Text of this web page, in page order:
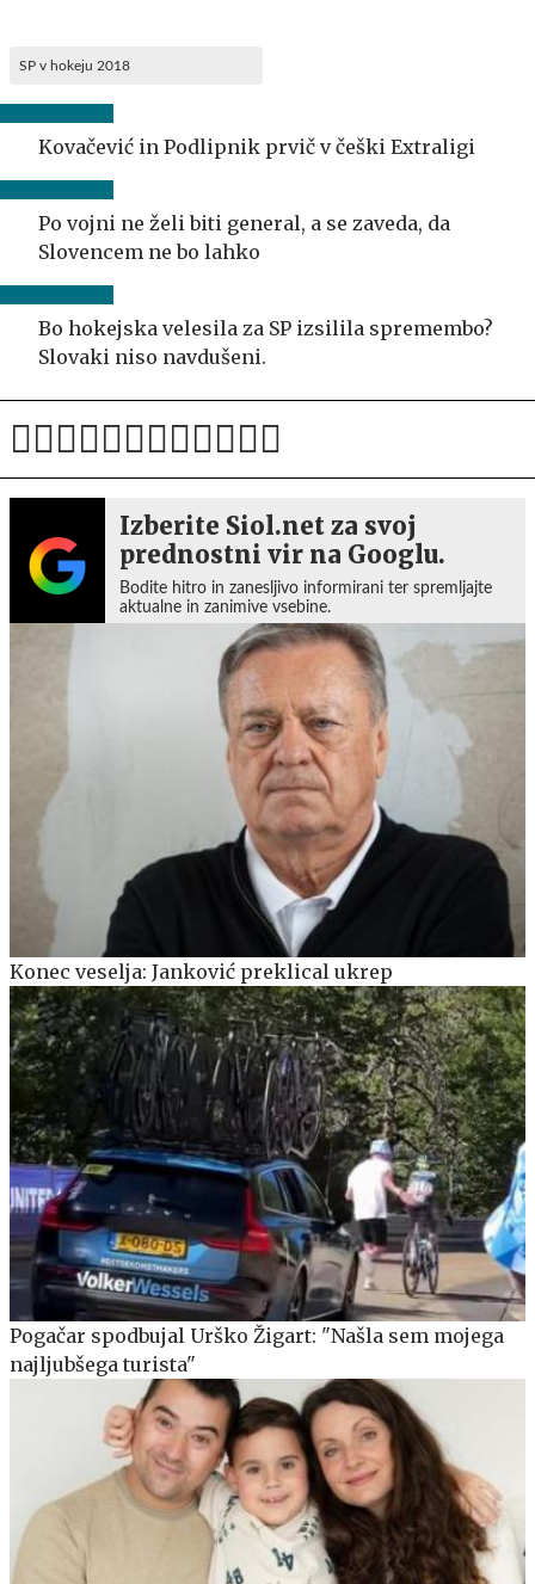
SP v hokeju 2018
Kovačević in Podlipnik prvič v češki Extraligi
Po vojni ne želi biti general, a se zaveda, da
Slovencem ne bo lahko
Bo hokejska velesila za SP izsilila spremembo?
Slovaki niso navdušeni.
Izberite Siol.net za svoj
prednostni vir na Googlu.
Bodite hitro in zanesljivo informirani ter spremljajte
aktualne in zanimive vsebine.
Konec veselja: Janković preklical ukrep
Pogačar spodbujal Urško Žigart: "Našla sem mojega
najljubšega turista"